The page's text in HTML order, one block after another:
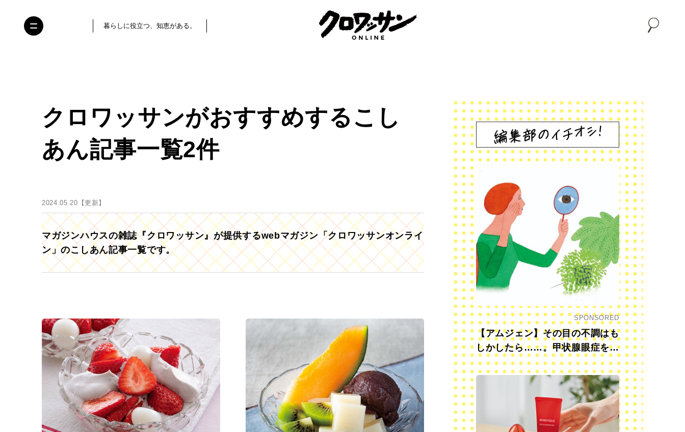
暮らしに役立つ、知恵がある。
クロワッサンがおすすめするこし
あん記事一覧2件
2024.05.20【更新】
マガジンハウスの雑誌『クロワッサン』が提供するwebマガジン「クロワッサンオンライ
ン」のこしあん記事一覧です。
SPONSORED
【アムジェン】その目の不調はも
しかしたら……。甲状腺眼症を知
っていますか？